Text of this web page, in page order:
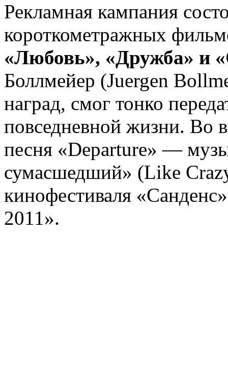
Рекламная кампания
короткометражных
«Любовь», «Дружба» и
Боллмейер (Juergen
наград, смог тонко
повседневной жизни. Во
песня «Departure» —
сумасшедший» (Like
кинофестиваля
2011».